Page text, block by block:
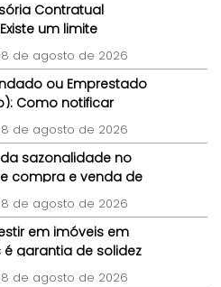
Contratual
um limite
para a multa
contrato de
do imóvel?
de agosto de 2026
ou Emprestado
Como notificar
morador gratuito
antes da venda?
de agosto de 2026
sazonalidade no
compra e venda de
panorama completo
de agosto de 2026
em imóveis em
é garantia de solidez
de agosto de 2026